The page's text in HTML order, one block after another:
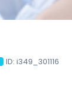
ID: i349_301116